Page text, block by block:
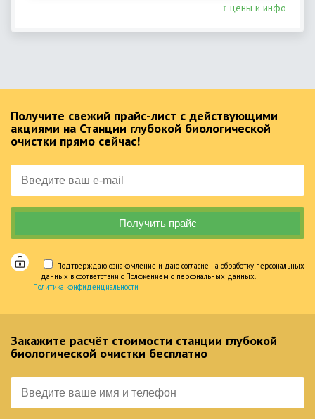
↑ цены и инфо
Получите свежий прайс-лист с действующими
акциями на Станции глубокой биологической
очистки прямо сейчас!
Подтверждаю ознакомление и даю согласие на обработку персональных
данных в соответствии с Положением о персональных данных.
Политика конфиденциальности
Закажите расчёт стоимости станции глубокой
биологической очистки бесплатно